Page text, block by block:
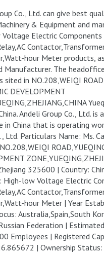
Co., Ltd. can give best
& Equipment and
Electric Components
hour Meter products,
Manufacturer. The
sited in NO.208,WEIQI
DEVELOPMENT
Andeli Group Co., Ltd. is
in China that is operating
Ltd. Particulars Name: Ms.
325600 | Country:
High-low Voltage Electric
hour Meter | Year
Australia,Spain,South
Federation |
Employees | Registered
| Ownership